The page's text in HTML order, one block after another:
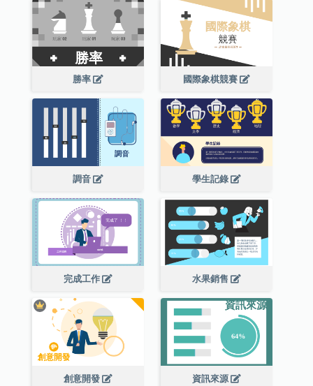
勝率 國際象棋競賽
調音 學生記錄
完成工作 水果銷售
創意開發 資訊來源